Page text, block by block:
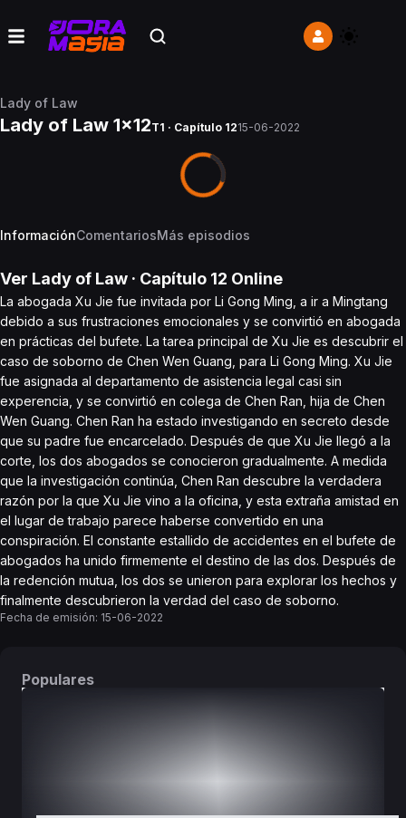
Lady of Law
Lady of Law 1x12T1 · Capítulo 1215-06-2022
InformaciónComentariosMás episodios
Ver Lady of Law · Capítulo 12 Online
La abogada Xu Jie fue invitada por Li Gong Ming, a ir a Mingtang
debido a sus frustraciones emocionales y se convirtió en abogada
en prácticas del bufete. La tarea principal de Xu Jie es descubrir el
caso de soborno de Chen Wen Guang, para Li Gong Ming. Xu Jie
fue asignada al departamento de asistencia legal casi sin
experencia, y se convirtió en colega de Chen Ran, hija de Chen
Wen Guang. Chen Ran ha estado investigando en secreto desde
que su padre fue encarcelado. Después de que Xu Jie llegó a la
corte, los dos abogados se conocieron gradualmente. A medida
que la investigación continúa, Chen Ran descubre la verdadera
razón por la que Xu Jie vino a la oficina, y esta extraña amistad en
el lugar de trabajo parece haberse convertido en una
conspiración. El constante estallido de accidentes en el bufete de
abogados ha unido firmemente el destino de las dos. Después de
la redención mutua, los dos se unieron para explorar los hechos y
finalmente descubrieron la verdad del caso de soborno.
Fecha de emisión: 15-06-2022
Populares